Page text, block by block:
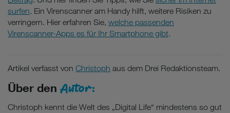
surfen. Ein Virenscanner am Handy hilft, weitere Risiken zu
verringern. Hier erfahren Sie, welche passenden
Virenscanner-Apps es für Ihr Smartphone gibt.
Artikel verfasst von Christoph aus dem Drei Redaktionsteam.
Über den Autor:
Christoph kennt die Welt des „Digital Life“ mindestens so gut